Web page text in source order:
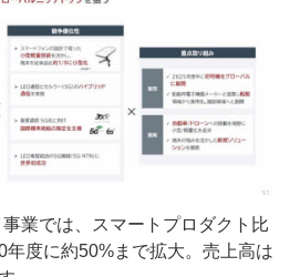
業では、スマートプロダクト比
度に約50%まで拡大。売上高は